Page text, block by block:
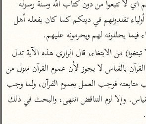
المحرر الوجيز لابن
عطية
البحر المحيط لأبي
حيان
البسيط للواحدي
تفسير أبي السعود
الكشاف للزمخشري
تفسير ابن أبي زمنين
آثار
موسوعة التفسير
المأثور
الدر المنثور
تفسير ابن أبي حاتم
فيما يحللونه لهم ويحرمونه عليهم.